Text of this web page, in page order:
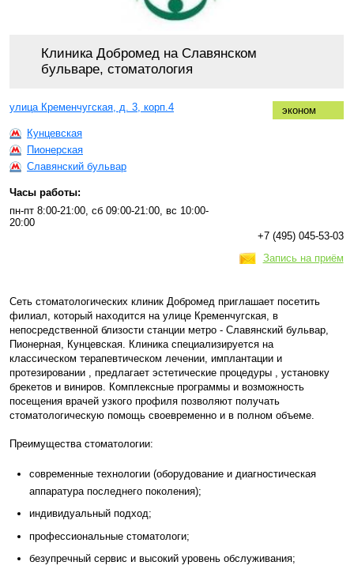
Клиника Добромед на Славянском
бульваре, стоматология
эконом
улица Кременчугская, д. 3, корп.4
Кунцевская
Пионерская
Славянский бульвар
Часы работы:
пн-пт 8:00-21:00, сб 09:00-21:00, вс 10:00-
20:00
+7 (495) 045-53-03
Запись на приём
Сеть стоматологических клиник Добромед приглашает посетить
филиал, который находится на улице Кременчугская, в
непосредственной близости станции метро - Славянский бульвар,
Пионерная, Кунцевская. Клиника специализируется на
классическом терапевтическом лечении, имплантации и
протезировании , предлагает эстетические процедуры , установку
брекетов и виниров. Комплексные программы и возможность
посещения врачей узкого профиля позволяют получать
стоматологическую помощь своевременно и в полном объеме.
Преимущества стоматологии:
современные технологии (оборудование и диагностическая
аппаратура последнего поколения);
индивидуальный подход;
профессиональные стоматологи;
безупречный сервис и высокий уровень обслуживания;